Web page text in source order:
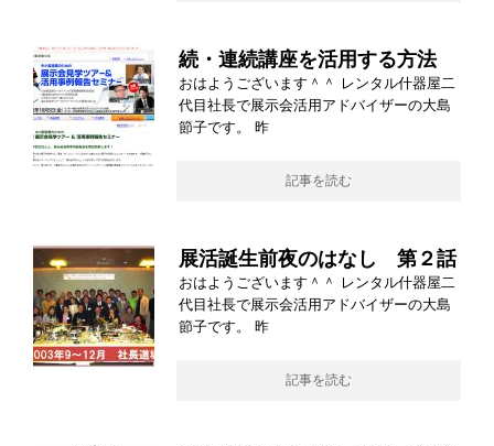
続・連続講座を活用する方法
おはようございます＾＾ レンタル什器屋二
代目社長で展示会活用アドバイザーの大島
節子です。 昨
記事を読む
展活誕生前夜のはなし 第２話
おはようございます＾＾ レンタル什器屋二
代目社長で展示会活用アドバイザーの大島
節子です。 昨
記事を読む